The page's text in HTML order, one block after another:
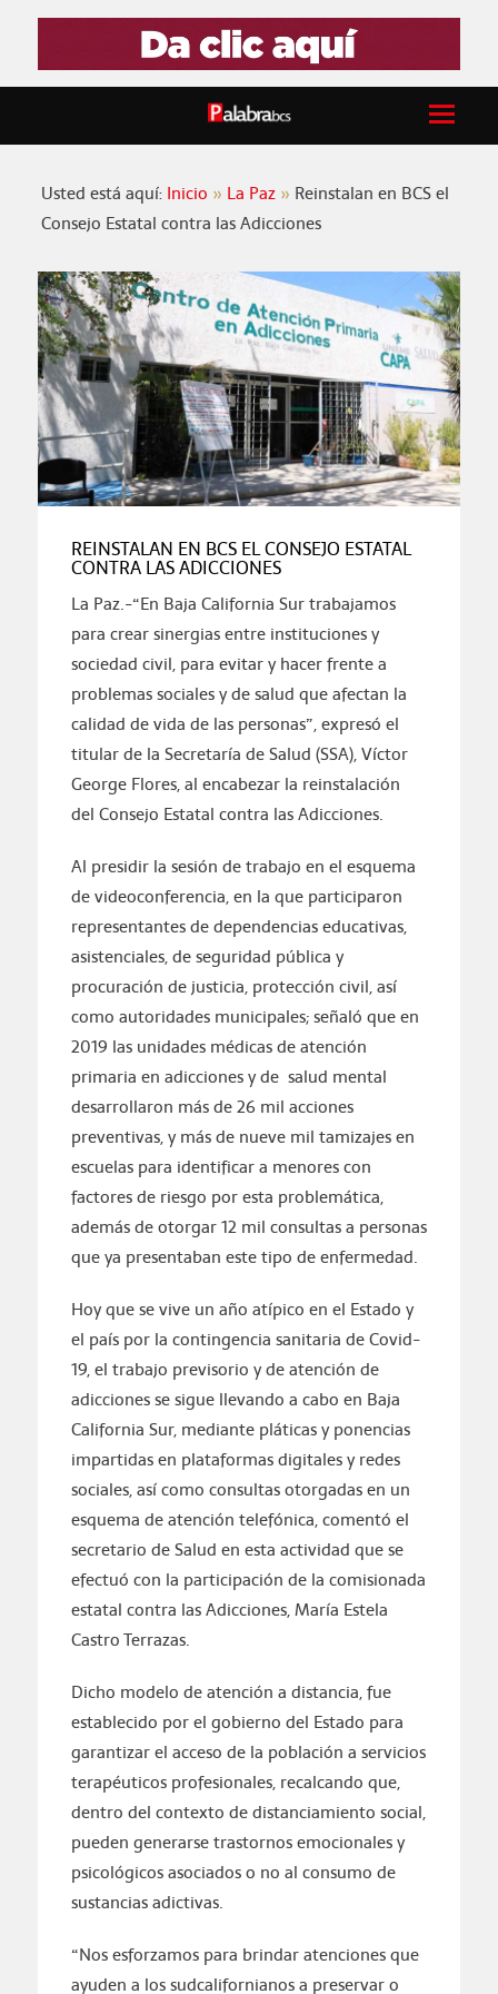
Usted está aquí: Inicio La Paz
Reinstalan en BCS el
Consejo Estatal contra las Adicciones
REINSTALAN EN BCS EL CONSEJO ESTATAL
CONTRA LAS ADICCIONES
La Paz.-“En Baja California Sur trabajamos
para crear sinergias entre instituciones y
sociedad civil, para evitar y hacer frente a
problemas sociales y de salud que afectan la
calidad de vida de las personas”, expresó el
titular de la Secretaría de Salud (SSA), Víctor
George Flores, al encabezar la reinstalación
del Consejo Estatal contra las Adicciones.
Al presidir la sesión de trabajo en el esquema
de videoconferencia, en la que participaron
representantes de dependencias educativas,
asistenciales, de seguridad pública y
procuración de justicia, protección civil, así
como autoridades municipales; señaló que en
2019 las unidades médicas de atención
primaria en adicciones y de salud mental
desarrollaron más de 26 mil acciones
preventivas, y más de nueve mil tamizajes en
escuelas para identificar a menores con
factores de riesgo por esta problemática,
además de otorgar 12 mil consultas a personas
que ya presentaban este tipo de enfermedad.
Hoy que se vive un año atípico en el Estado y
el país por la contingencia sanitaria de Covid-
19, el trabajo previsorio y de atención de
adicciones se sigue llevando a cabo en Baja
California Sur, mediante pláticas y ponencias
impartidas en plataformas digitales y redes
sociales, así como consultas otorgadas en un
esquema de atención telefónica, comentó el
secretario de Salud en esta actividad que se
efectuó con la participación de la comisionada
estatal contra las Adicciones, María Estela
Castro Terrazas.
Dicho modelo de atención a distancia, fue
establecido por el gobierno del Estado para
garantizar el acceso de la población a servicios
terapéuticos profesionales, recalcando que,
dentro del contexto de distanciamiento social,
pueden generarse trastornos emocionales y
psicológicos asociados o no al consumo de
sustancias adictivas.
“Nos esforzamos para brindar atenciones que
ayuden a los sudcalifornianos a preservar o